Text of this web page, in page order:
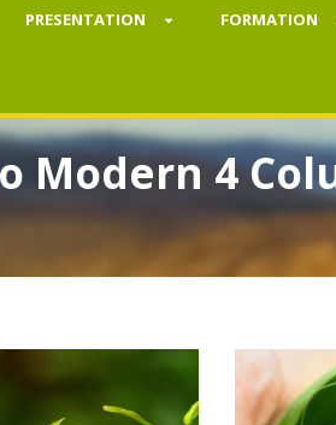
PRESENTATION FORMATION
Modern 4